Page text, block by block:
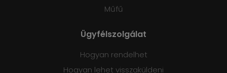
Műfű
Ügyfélszolgálat
Hogyan rendelhet
Hogyan lehet visszaküldeni